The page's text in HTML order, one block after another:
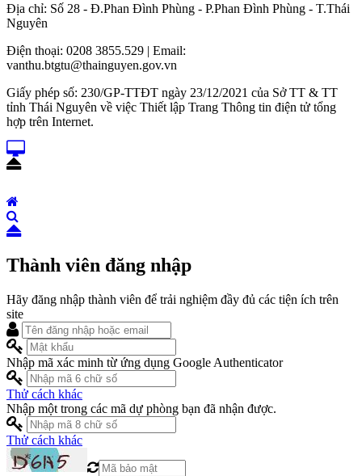
Địa chỉ: Số 28 - Đ.Phan Đình Phùng - P.Phan Đình Phùng - T.Thái
Nguyên
Điện thoại: 0208 3855.529 | Email:
vanthu.btgtu@thainguyen.gov.vn
Giấy phép số: 230/GP-TTĐT ngày 23/12/2021 của Sở TT & TT
tỉnh Thái Nguyên về việc Thiết lập Trang Thông tin điện tử tổng
hợp trên Internet.
Thành viên đăng nhập
Hãy đăng nhập thành viên để trải nghiệm đầy đủ các tiện ích trên
site
Nhập mã xác minh từ ứng dụng Google Authenticator
Thử cách khác
Nhập một trong các mã dự phòng bạn đã nhận được.
Thử cách khác